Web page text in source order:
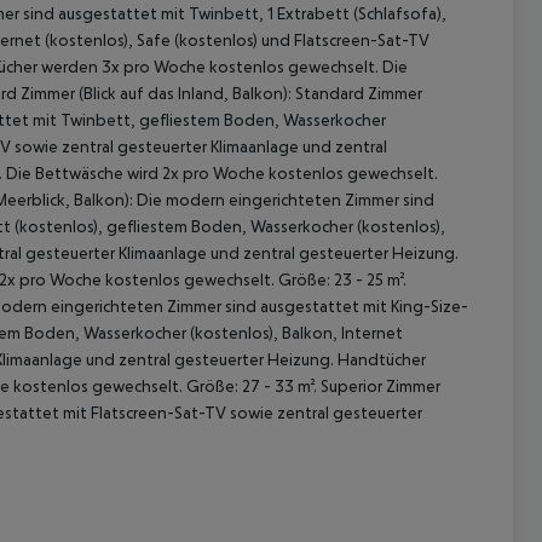
sind ausgestattet mit Twinbett, 1 Extrabett (Schlafsofa),
(kostenlos), Safe (kostenlos) und Flatscreen-Sat-TV
werden 3x pro Woche kostenlos gewechselt. Die
Zimmer (Blick auf das Inland, Balkon): Standard Zimmer
mit Twinbett, gefliestem Boden, Wasserkocher
sowie zentral gesteuerter Klimaanlage und zentral
Bettwäsche wird 2x pro Woche kostenlos gewechselt.
Balkon): Die modern eingerichteten Zimmer sind
gefliestem Boden, Wasserkocher (kostenlos),
gesteuerter Klimaanlage und zentral gesteuerter Heizung.
pro Woche kostenlos gewechselt. Größe: 23 - 25 m².
eingerichteten Zimmer sind ausgestattet mit King-Size-
Boden, Wasserkocher (kostenlos), Balkon, Internet
und zentral gesteuerter Heizung. Handtücher
gewechselt. Größe: 27 - 33 m². Superior Zimmer
mit Flatscreen-Sat-TV sowie zentral gesteuerter